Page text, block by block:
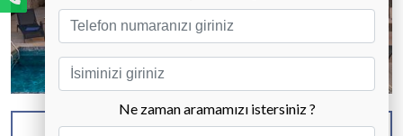
Tüm Fotoğrafları Göster
Ne zaman aramamızı istersiniz ?